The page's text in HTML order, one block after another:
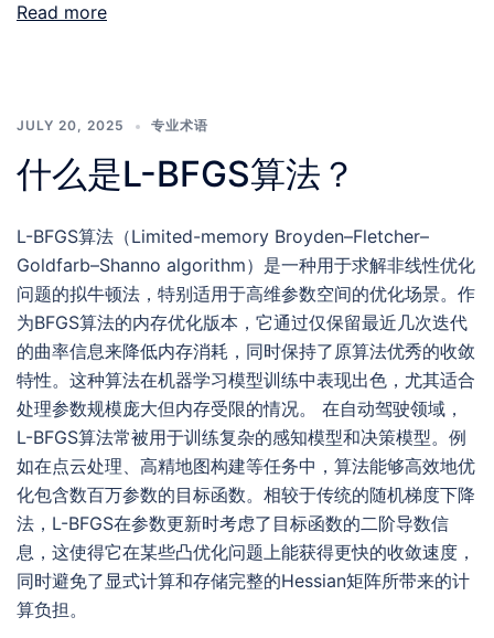
Read more
JULY 20, 2025 专业术语
什么是L-BFGS算法？
L-BFGS算法（Limited-memory Broyden–Fletcher–
Goldfarb–Shanno algorithm）是一种用于求解非线性优化
问题的拟牛顿法，特别适用于高维参数空间的优化场景。作
为BFGS算法的内存优化版本，它通过仅保留最近几次迭代
的曲率信息来降低内存消耗，同时保持了原算法优秀的收敛
特性。这种算法在机器学习模型训练中表现出色，尤其适合
处理参数规模庞大但内存受限的情况。 在自动驾驶领域，
L-BFGS算法常被用于训练复杂的感知模型和决策模型。例
如在点云处理、高精地图构建等任务中，算法能够高效地优
化包含数百万参数的目标函数。相较于传统的随机梯度下降
法，L-BFGS在参数更新时考虑了目标函数的二阶导数信
息，这使得它在某些凸优化问题上能获得更快的收敛速度，
同时避免了显式计算和存储完整的Hessian矩阵所带来的计
算负担。